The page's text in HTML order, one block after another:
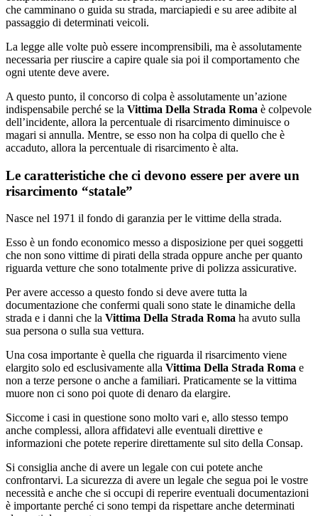
che camminano o guida su strada, marciapiedi e su aree adibite al
passaggio di determinati veicoli.
La legge alle volte può essere incomprensibili, ma è assolutamente
necessaria per riuscire a capire quale sia poi il comportamento che
ogni utente deve avere.
A questo punto, il concorso di colpa è assolutamente un’azione
indispensabile perché se la Vittima Della Strada Roma è colpevole
dell’incidente, allora la percentuale di risarcimento diminuisce o
magari si annulla. Mentre, se esso non ha colpa di quello che è
accaduto, allora la percentuale di risarcimento è alta.
Le caratteristiche che ci devono essere per avere un
risarcimento “statale”
Nasce nel 1971 il fondo di garanzia per le vittime della strada.
Esso è un fondo economico messo a disposizione per quei soggetti
che non sono vittime di pirati della strada oppure anche per quanto
riguarda vetture che sono totalmente prive di polizza assicurative.
Per avere accesso a questo fondo si deve avere tutta la
documentazione che confermi quali sono state le dinamiche della
strada e i danni che la Vittima Della Strada Roma ha avuto sulla
sua persona o sulla sua vettura.
Una cosa importante è quella che riguarda il risarcimento viene
elargito solo ed esclusivamente alla Vittima Della Strada Roma e
non a terze persone o anche a familiari. Praticamente se la vittima
muore non ci sono poi quote di denaro da elargire.
Siccome i casi in questione sono molto vari e, allo stesso tempo
anche complessi, allora affidatevi alle eventuali direttive e
informazioni che potete reperire direttamente sul sito della Consap.
Si consiglia anche di avere un legale con cui potete anche
confrontarvi. La sicurezza di avere un legale che segua poi le vostre
necessità e anche che si occupi di reperire eventuali documentazioni
è importante perché ci sono tempi da rispettare anche determinati